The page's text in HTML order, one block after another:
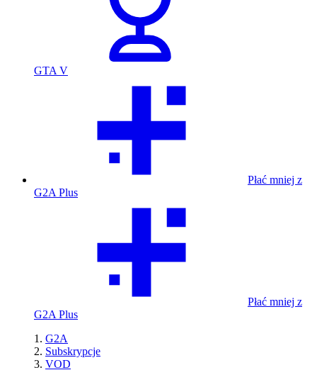
GTA V
Płać mniej z
G2A Plus
Płać mniej z
G2A Plus
G2A
Subskrypcje
VOD